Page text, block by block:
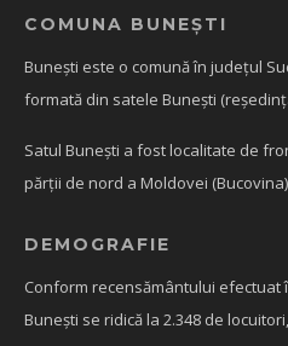
COMUNA BUNEȘTI
Bunești este o comună în județul
formată din satele Bunești
Satul Bunești a fost localitate de
părții de nord a Moldovei
DEMOGRAFIE
Conform recensământului efectuat
Bunești se ridică la 2.348 de